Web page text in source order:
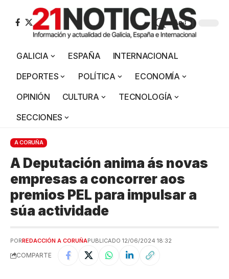
Aa
GALICIA ESPAÑA
INTERNACIONAL
DEPORTES
POLÍTICA
ECONOMÍA
OPINIÓN
CULTURA
TECNOLOGÍA
SECCIONES
A CORUÑA
A Deputación anima ás novas
empresas a concorrer aos
premios PEL para impulsar a
súa actividade
PORREDACCIÓN A CORUÑAPUBLICADO 12/06/2024 18:32
COMPARTE